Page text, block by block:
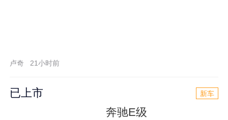
卢奇 21小时前
已上市 新车
奔驰E级